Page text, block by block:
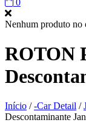
Nenhum produto no
ROTON
Início /-Car Detail /
Descontaminante